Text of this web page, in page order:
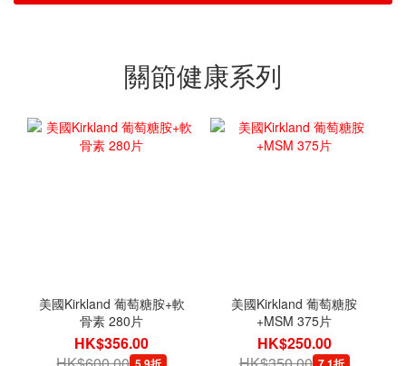
關節健康系列
美國Kirkland 葡萄糖胺+軟
骨素 280片
HK$356.00
美國Kirkland 葡萄糖胺
+MSM 375片
HK$250.00